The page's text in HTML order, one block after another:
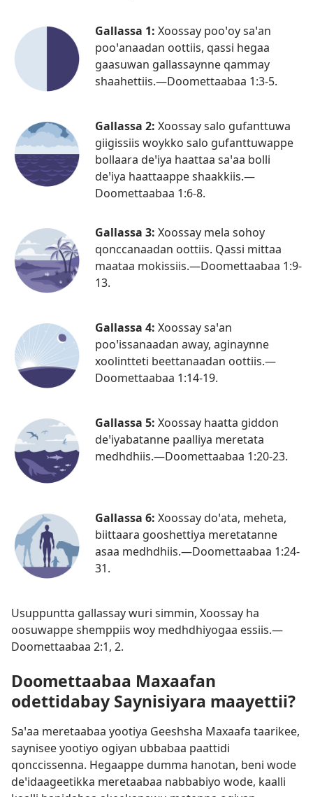
Gallassa 1: Xoossay pooꞌoy saꞌan
pooꞌanaadan oottiis, qassi hegaa
gaasuwan gallassaynne qammay
shaahettiis.—Doomettaabaa 1:3-5.
Gallassa 2: Xoossay salo gufanttuwa
giigissiis woykko salo gufanttuwappe
bollaara deꞌiya haattaa saꞌaa bolli
deꞌiya haattaappe shaakkiis.—
Doomettaabaa 1:6-8.
Gallassa 3: Xoossay mela sohoy
qonccanaadan oottiis. Qassi mittaa
maataa mokissiis.—Doomettaabaa 1:9-
13.
Gallassa 4: Xoossay saꞌan
pooꞌissanaadan away, aginaynne
xoolintteti beettanaadan oottiis.—
Doomettaabaa 1:14-19.
Gallassa 5: Xoossay haatta giddon
deꞌiyabatanne paalliya meretata
medhdhiis.—Doomettaabaa 1:20-23.
Gallassa 6: Xoossay doꞌata, meheta,
biittaara gooshettiya meretatanne
asaa medhdhiis.—Doomettaabaa 1:24-
31.
Usuppuntta gallassay wuri simmin, Xoossay ha
oosuwappe shemppiis woy medhdhiyogaa essiis.—
Doomettaabaa 2:1, 2.
Doomettaabaa Maxaafan
odettidabay Saynisiyara maayettii?
Saꞌaa meretaabaa yootiya Geeshsha Maxaafa taarikee,
saynisee yootiyo ogiyan ubbabaa paattidi
qonccissenna. Hegaappe dumma hanotan, beni wode
deꞌidaageetikka meretaabaa nabbabiyo wode, kaalli